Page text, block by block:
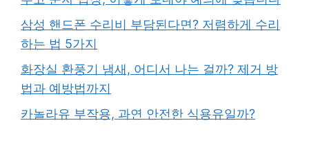
삼성 핸드폰 수리비 부담된다면? 저렴하게 수리
하는 법 5가지
화장실 환풍기 냄새, 어디서 나는 걸까? 제거 방
법과 예방법까지
카놀라유 부작용, 과연 안전한 식용유일까?